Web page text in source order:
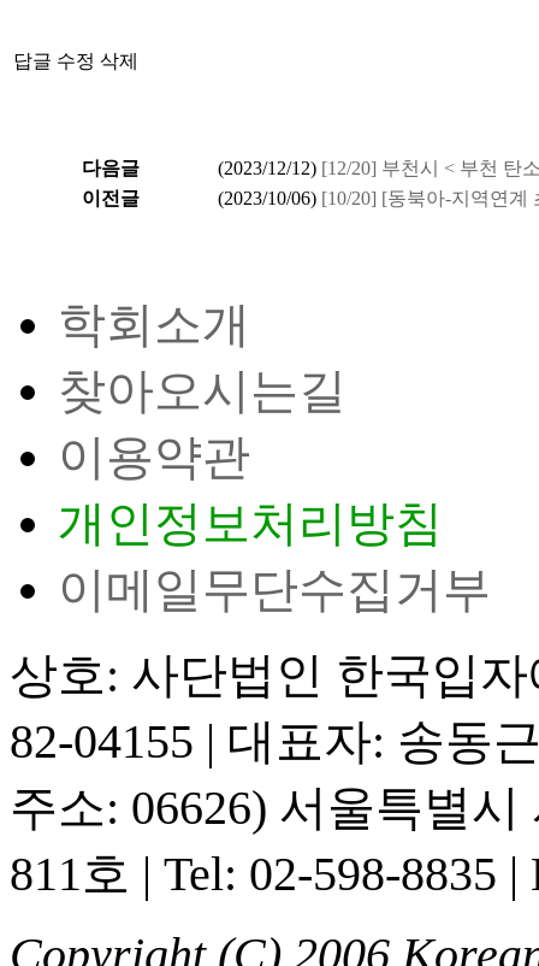
답글 수정 삭제
다음글 (2023/12/12) [12/20] 부천시 < 부천 탄
이전글
(2023/10/06) [10/20] [동북아-지역연계
학회소개
찾아오시는길
이용약관
개인정보처리방침
이메일무단수집거부
상호: 사단법인 한국입
82-04155 | 대표자: 송동
주소: 06626) 서울특별
811호 | Tel: 02-598-8835 |
Copyright (C) 2006